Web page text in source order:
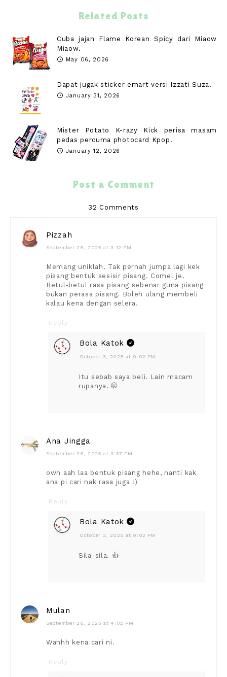
Related Posts
Cuba jajan Flame Korean Spicy dari Miaow
Miaow.
May 06, 2026
Dapat jugak sticker emart versi Izzati Suza.
January 31, 2026
Mister Potato K-razy Kick perisa masam
pedas percuma photocard Kpop.
January 12, 2026
Post a Comment
32 Comments
Pizzah
September 26, 2025 at 3:12 PM
Memang uniklah. Tak pernah jumpa lagi kek
pisang bentuk sesisir pisang. Comel je.
Betul-betul rasa pisang sebenar guna pisang
bukan perasa pisang. Boleh ulang membeli
kalau kena dengan selera.
Reply
Bola Katok
October 3, 2025 at 9:02 PM
Itu sebab saya beli. Lain macam
rupanya. 🤭
Ana Jingga
September 26, 2025 at 3:37 PM
owh aah laa bentuk pisang hehe, nanti kak
ana pi cari nak rasa juga :)
Reply
Bola Katok
October 3, 2025 at 9:02 PM
Sila-sila. 👍
Mulan
September 26, 2025 at 4:02 PM
Wahhh kena cari ni.
Reply